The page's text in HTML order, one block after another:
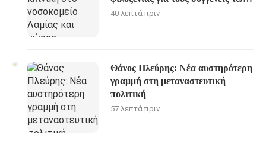
ασθενών
40 λεπτά πριν
Θάνος Πλεύρης: Νέα αυστηρότερη
γραμμή στη μεταναστευτική
πολιτική
57 λεπτά πριν